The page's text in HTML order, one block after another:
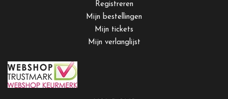
Registreren
Mijn bestellingen
Mijn tickets
Mijn verlanglijst